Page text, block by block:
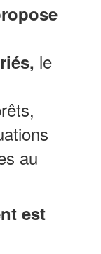
le
au
est